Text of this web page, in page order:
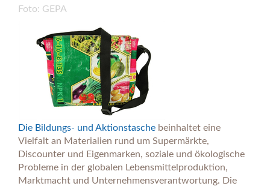
Foto: GEPA
Die Bildungs- und Aktionstasche beinhaltet eine
Vielfalt an Materialien rund um Supermärkte,
Discounter und Eigenmarken, soziale und ökologische
Probleme in der globalen Lebensmittelproduktion,
Marktmacht und Unternehmensverantwortung. Die